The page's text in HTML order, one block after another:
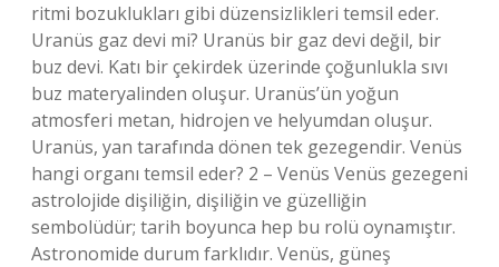
ritmi bozuklukları gibi düzensizlikleri temsil eder.
Uranüs gaz devi mi? Uranüs bir gaz devi değil, bir
buz devi. Katı bir çekirdek üzerinde çoğunlukla sıvı
buz materyalinden oluşur. Uranüs’ün yoğun
atmosferi metan, hidrojen ve helyumdan oluşur.
Uranüs, yan tarafında dönen tek gezegendir. Venüs
hangi organı temsil eder? 2 – Venüs Venüs gezegeni
astrolojide dişiliğin, dişiliğin ve güzelliğin
sembolüdür; tarih boyunca hep bu rolü oynamıştır.
Astronomide durum farklıdır. Venüs, güneş